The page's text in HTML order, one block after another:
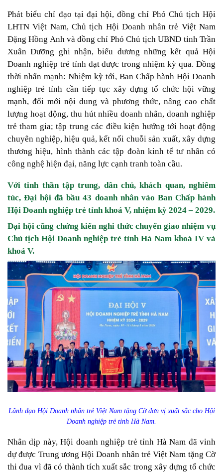
Phát biểu chỉ đạo tại đại hội, đồng chí Phó Chủ tịch Hội
LHTN Việt Nam, Chủ tịch Hội Doanh nhân trẻ Việt Nam
Đặng Hồng Anh và đồng chí Phó Chủ tịch UBND tỉnh Trần
Xuân Dưỡng ghi nhận, biểu dương những kết quả Hội
Doanh nghiệp trẻ tỉnh đạt được trong nhiệm kỳ qua. Đồng
thời nhấn mạnh: Nhiệm kỳ tới, Ban Chấp hành Hội Doanh
nghiệp trẻ tỉnh cần tiếp tục xây dựng tổ chức hội vững
mạnh, đổi mới nội dung và phương thức, nâng cao chất
lượng hoạt động, thu hút nhiều doanh nhân, doanh nghiệp
trẻ tham gia; tập trung các điều kiện hướng tới hoạt động
chuyên nghiệp, hiệu quả, kết nối chuỗi sản xuất, xây dựng
thương hiệu, hình thành các tập đoàn kinh tế tư nhân có
công nghệ hiện đại, năng lực cạnh tranh toàn cầu.
Với tinh thần tập trung, dân chủ, khách quan, nghiêm
túc, Đại hội đã bầu 43 doanh nhân vào Ban Chấp hành
Hội Doanh nghiệp trẻ tỉnh khoá V, nhiệm kỳ 2024 – 2029.
Đại hội cũng chứng kiến nghi thức chuyển giao nhiệm vụ
Chủ tịch Hội Doanh nghiệp trẻ tỉnh Hà Nam khoá IV và
khoá V.
Lãnh đạo Hội Doanh nhân trẻ Việt Nam tặng Cờ đơn vị xuất sắc cho Hội
Doanh nghiệp trẻ tỉnh Hà Nam.
Nhân dịp này, Hội doanh nghiệp trẻ tỉnh Hà Nam đã vinh
dự được Trung ương Hội Doanh nhân trẻ Việt Nam tặng Cờ
thi đua vì đã có thành tích xuất sắc trong xây dựng tổ chức